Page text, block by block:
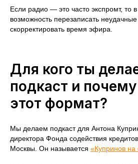
Если радио — это часто экспромт, то в
возможность перезаписать
скорректировать время эфира.
Для кого ты
подкаст и
этот формат?
Мы делаем подкаст для Антона
директора Фонда содействия
Москвы. Он называется «Купринов на